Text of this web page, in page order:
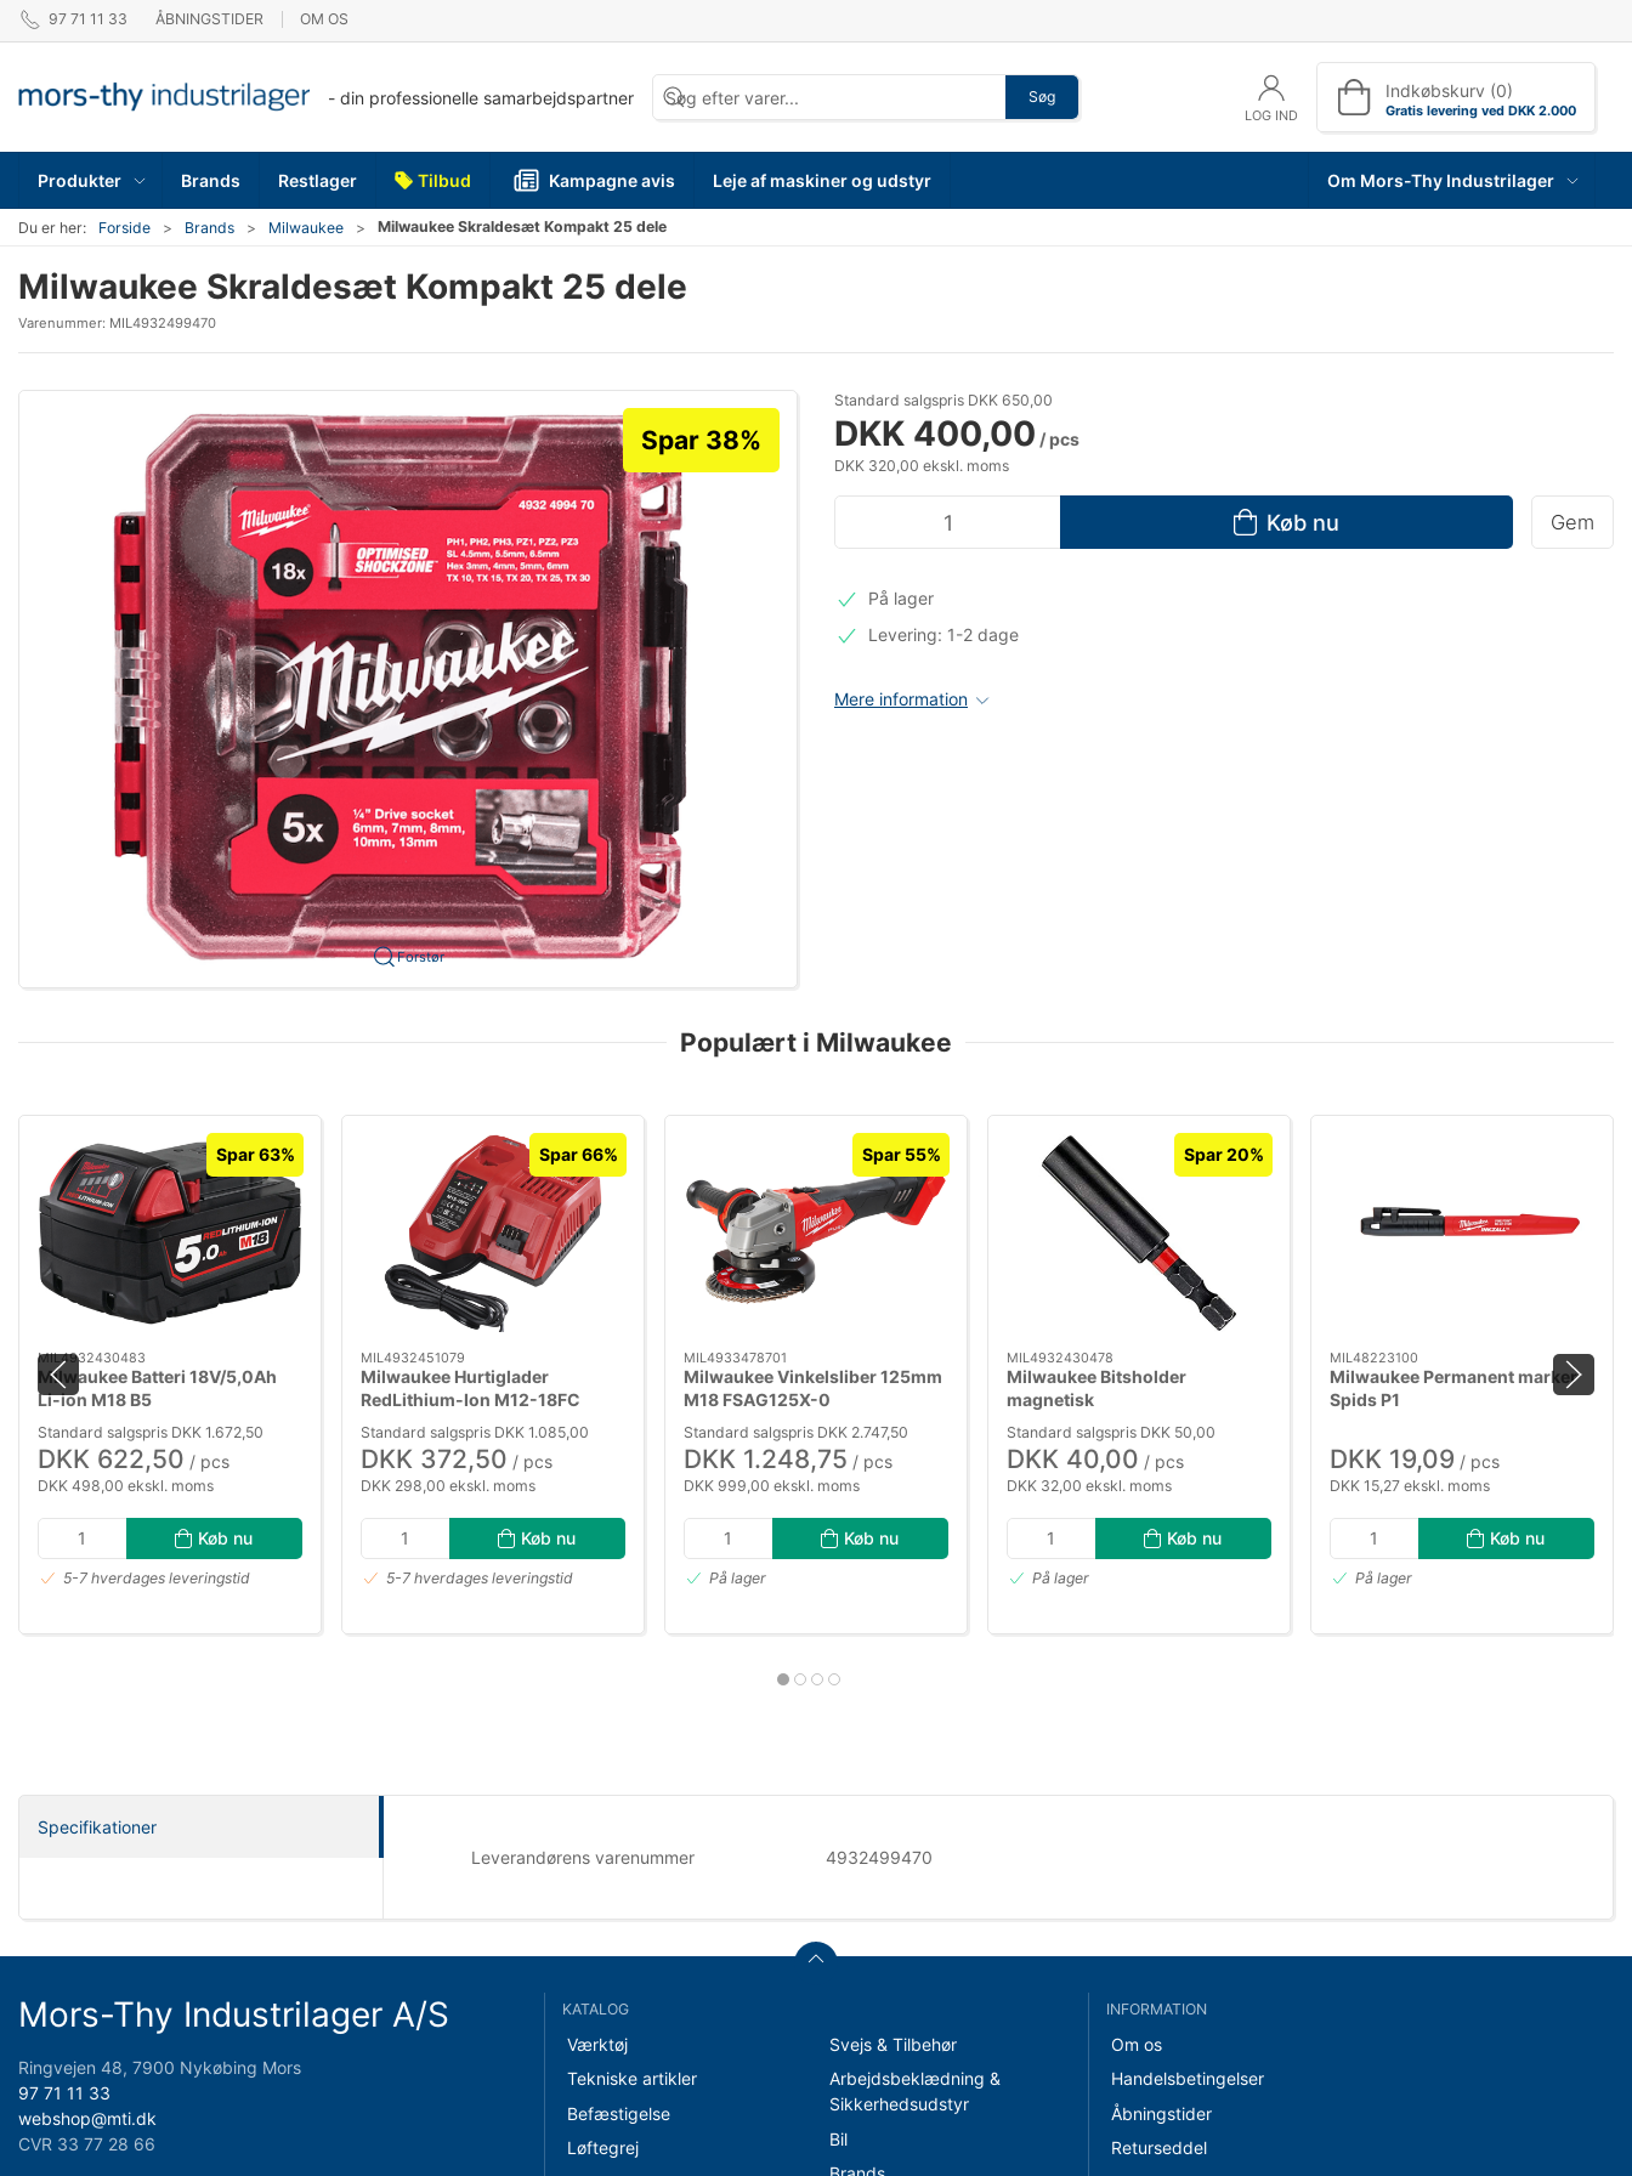
97 71 11 33 ÅBNINGSTIDER OM OS
- din professionelle samarbejdspartner Søg
LOG IND
Indkøbskurv (0)
Gratis levering ved DKK 2.000
Produkter Brands Restlager Tilbud Kampagne avis Leje af maskiner og udstyr Om Mors-Thy Industrilager
Du er her: Forside Brands Milwaukee Milwaukee Skraldesæt Kompakt 25 dele
Milwaukee Skraldesæt Kompakt 25 dele
Varenummer: MIL4932499470
Forstør
Spar 38%
Standard salgspris DKK 650,00
DKK 400,00 / pcs
DKK 320,00 ekskl. moms
Køb nu Gem
På lager
Levering: 1-2 dage
Mere information
Populært i Milwaukee
Spar 63%
MIL4932430483
Milwaukee Batteri 18V/5,0Ah
Li-ion M18 B5
Standard salgspris DKK 1.672,50
DKK 622,50 / pcs
DKK 498,00 ekskl. moms
Køb nu
5-7 hverdages leveringstid
Spar 66%
MIL4932451079
Milwaukee Hurtiglader
RedLithium-Ion M12-18FC
Standard salgspris DKK 1.085,00
DKK 372,50 / pcs
DKK 298,00 ekskl. moms
Køb nu
5-7 hverdages leveringstid
Spar 55%
MIL4933478701
Milwaukee Vinkelsliber 125mm
M18 FSAG125X-0
Standard salgspris DKK 2.747,50
DKK 1.248,75 / pcs
DKK 999,00 ekskl. moms
Køb nu
På lager
Spar 20%
MIL4932430478
Milwaukee Bitsholder
magnetisk
Standard salgspris DKK 50,00
DKK 40,00 / pcs
DKK 32,00 ekskl. moms
Køb nu
På lager
MIL48223100
Milwaukee Permanent marker
Spids P1
DKK 19,09 / pcs
DKK 15,27 ekskl. moms
Køb nu
På lager
Specifikationer
Leverandørens varenummer
4932499470
Mors-Thy Industrilager A/S
Ringvejen 48, 7900 Nykøbing Mors
97 71 11 33
webshop@mti.dk
CVR 33 77 28 66
KATALOG
Værktøj
Tekniske artikler
Befæstigelse
Løftegrej
Svejs & Tilbehør
Arbejdsbeklædning &
Sikkerhedsudstyr
Bil
INFORMATION
Om os
Handelsbetingelser
Åbningstider
Returseddel